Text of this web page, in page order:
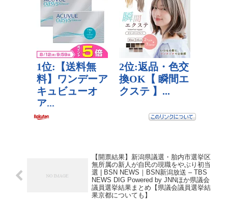
【開票結果】新潟県議選・胎内市選挙区
無所属の新人が自民の現職をやぶり初当
選 | BSN NEWS｜BSN新潟放送 – TBS
NEWS DIG Powered by JNNほか県議会
議員選挙結果まとめ【県議会議員選挙結
果京都についても】